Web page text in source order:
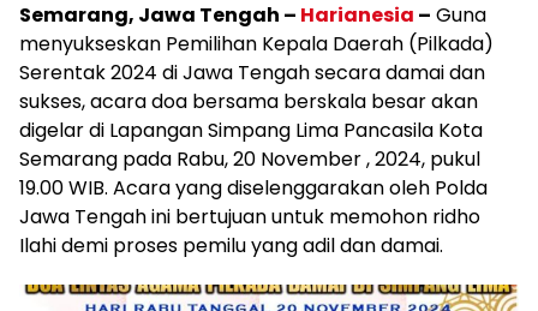
Semarang, Jawa Tengah – Harianesia – Guna
menyukseskan Pemilihan Kepala Daerah (Pilkada)
Serentak 2024 di Jawa Tengah secara damai dan
sukses, acara doa bersama berskala besar akan
digelar di Lapangan Simpang Lima Pancasila Kota
Semarang pada Rabu, 20 November , 2024, pukul
19.00 WIB. Acara yang diselenggarakan oleh Polda
Jawa Tengah ini bertujuan untuk memohon ridho
Ilahi demi proses pemilu yang adil dan damai.